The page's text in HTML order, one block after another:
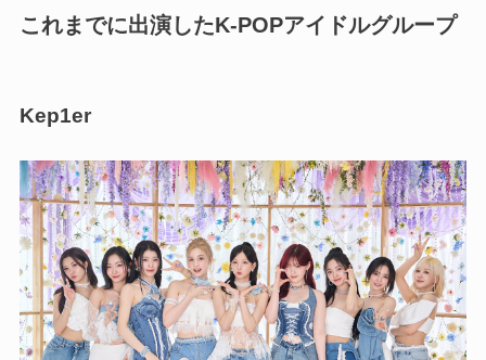
これまでに出演したK-POPアイドルグループ
Kep1er